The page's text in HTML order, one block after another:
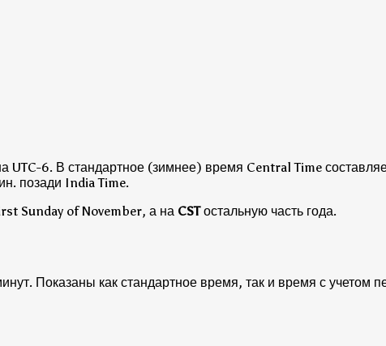
UTC-6. В стандартное (зимнее) время Central Time
позади India Time.
Sunday of November, а на CSTостальную часть года.
Показаны как стандартное время, так и время с учетом